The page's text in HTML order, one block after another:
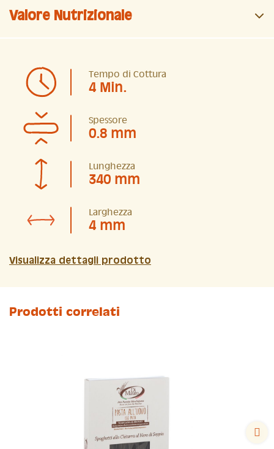
Tempo di Cottura
4 Min.
Spessore
0.8 mm
Lunghezza
340 mm
Larghezza
4 mm
Visualizza dettagli prodotto
Valore Nutrizionale
Prodotti correlati